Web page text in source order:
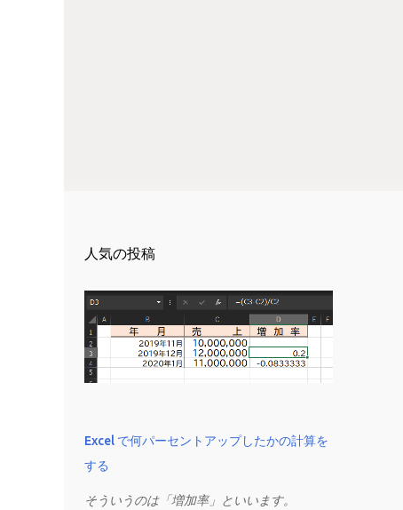
人気の投稿
Excel で何パーセントアップしたかの計算を
する
そういうのは「増加率」といいます。